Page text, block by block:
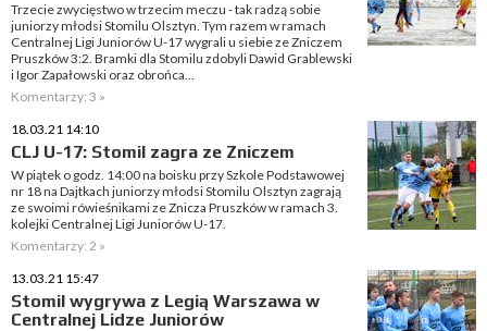
Trzecie zwycięstwo w trzecim meczu - tak radzą sobie
juniorzy młodsi Stomilu Olsztyn. Tym razem w ramach
Centralnej Ligi Juniorów U-17 wygrali u siebie ze Zniczem
Pruszków 3:2. Bramki dla Stomilu zdobyli Dawid Grablewski
i Igor Zapałowski oraz obrońca...
Komentarzy: 3 »
18.03.21 14:10
CLJ U-17: Stomil zagra ze Zniczem
W piątek o godz. 14:00 na boisku przy Szkole Podstawowej
nr 18 na Dajtkach juniorzy młodsi Stomilu Olsztyn zagrają
ze swoimi rówieśnikami ze Znicza Pruszków w ramach 3.
kolejki Centralnej Ligi Juniorów U-17.
Komentarzy: 2 »
13.03.21 15:47
Stomil wygrywa z Legią Warszawa w
Centralnej Lidze Juniorów